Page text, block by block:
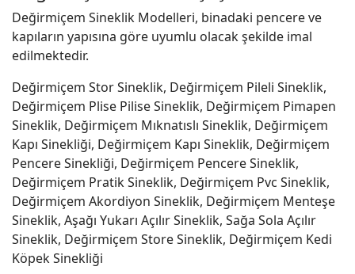
Değirmiçem Sineklik Modelleri, binadaki pencere ve
kapıların yapısına göre uyumlu olacak şekilde imal
edilmektedir.
Değirmiçem Stor Sineklik, Değirmiçem Pileli Sineklik,
Değirmiçem Plise Pilise Sineklik, Değirmiçem Pimapen
Sineklik, Değirmiçem Mıknatıslı Sineklik, Değirmiçem
Kapı Sinekliği, Değirmiçem Kapı Sineklik, Değirmiçem
Pencere Sinekliği, Değirmiçem Pencere Sineklik,
Değirmiçem Pratik Sineklik, Değirmiçem Pvc Sineklik,
Değirmiçem Akordiyon Sineklik, Değirmiçem Menteşe
Sineklik, Aşağı Yukarı Açılır Sineklik, Sağa Sola Açılır
Sineklik, Değirmiçem Store Sineklik, Değirmiçem Kedi
Köpek Sinekliği